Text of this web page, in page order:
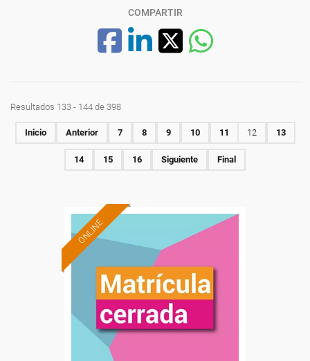
COMPARTIR
Resultados 133 - 144 de 398
Inicio Anterior 7 8 9 10 11 12 13
14 15 16 Siguiente Final
ONLINE